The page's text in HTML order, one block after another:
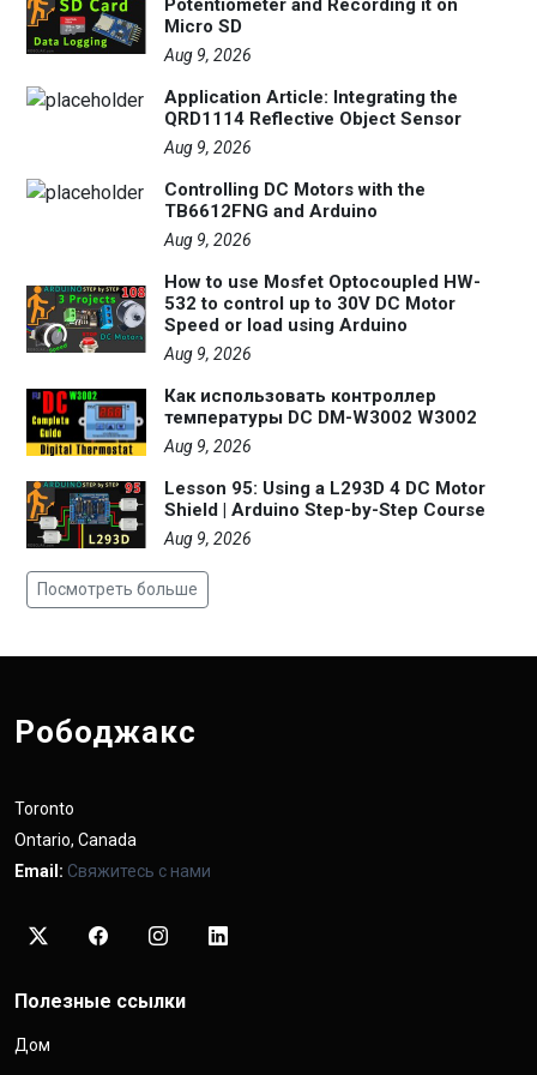
Potentiometer and Recording it on
Micro SD
Aug 9, 2026
Application Article: Integrating the
QRD1114 Reflective Object Sensor
Aug 9, 2026
Controlling DC Motors with the
TB6612FNG and Arduino
Aug 9, 2026
How to use Mosfet Optocoupled HW-
532 to control up to 30V DC Motor
Speed or load using Arduino
Aug 9, 2026
Как использовать контроллер
температуры DC DM-W3002 W3002
Aug 9, 2026
Lesson 95: Using a L293D 4 DC Motor
Shield | Arduino Step-by-Step Course
Aug 9, 2026
Посмотреть больше
Рободжакс
Toronto
Ontario, Canada
Email: Свяжитесь с нами
Полезные ссылки
Дом